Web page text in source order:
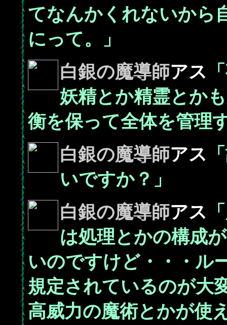
てなんかくれないから
にって。」
白銀の魔導師アス
妖精とか精霊とか
衡を保って全体を管理
白銀の魔導師アス
いですか？」
白銀の魔導師アス
は処理とかの構成
いのですけど・・・ル
規定されているのが大
高威力の魔術とかが使